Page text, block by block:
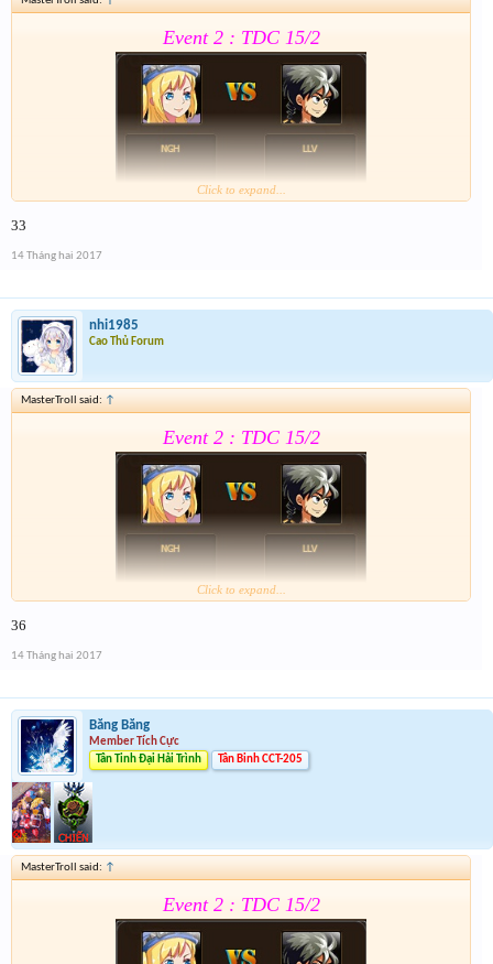
Event 2 : TDC 15/2
Chung kết r ráng quẫy đi ae phần thưởng xôm hơn
Click to expand...
33
14 Tháng hai 2017
nhi1985
Cao Thủ Forum
MasterTroll said: ↑
Event 2 : TDC 15/2
Chung kết r ráng quẫy đi ae phần thưởng xôm hơn
Click to expand...
36
14 Tháng hai 2017
Băng Băng
Member Tích Cực
Tân Tinh Đại Hải Trình
Tân Binh CCT-205
MasterTroll said: ↑
Event 2 : TDC 15/2